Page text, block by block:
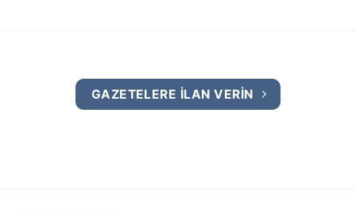
GAZETELERE İLAN VERİN